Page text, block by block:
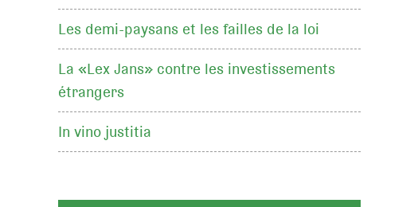
Les demi-paysans et les failles de la loi
La «Lex Jans» contre les investissements
étrangers
In vino justitia